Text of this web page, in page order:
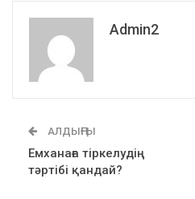
Admin2
АЛДЫҢҒЫ
Емханаға тіркелудің
тәртібі қандай?